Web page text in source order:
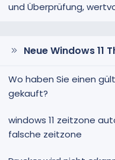
und Überprüfung,
Neue Windows 11
Wo haben Sie einen
gekauft?
windows 11 zeitzone
falsche zeitzone